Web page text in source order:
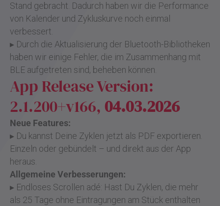
Stand gebracht. Dadurch haben wir die Performance
von Kalender und Zykluskurve noch einmal
verbessert.
▸ Durch die Aktualisierung der Bluetooth-Bibliotheken
haben wir einige Fehler, die im Zusammenhang mit
BLE aufgetreten sind, beheben können.
App Release Version:
2.1.200+v166, 04.03.2026
Neue Features:
▸ Du kannst Deine Zyklen jetzt als PDF exportieren.
Einzeln oder gebündelt – und direkt aus der App
heraus.
Allgemeine Verbesserungen:
▸ Endloses Scrollen adé: Hast Du Zyklen, die mehr
als 25 Tage ohne Eintragungen am Stück enthalten